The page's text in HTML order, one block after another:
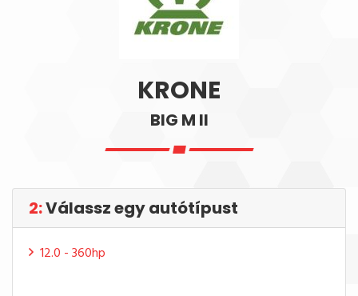
KRONE
BIG M II
2:Válassz egy autótípust
12.0 - 360hp